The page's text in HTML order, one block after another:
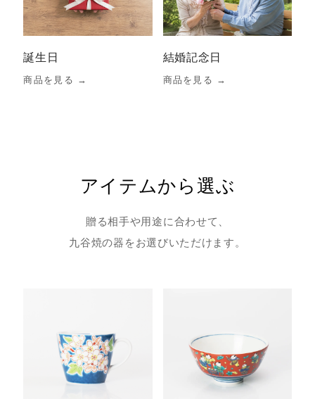
誕生日
商品を見る →
結婚記念日
商品を見る →
アイテムから選ぶ
贈る相手や用途に合わせて、
九谷焼の器をお選びいただけます。